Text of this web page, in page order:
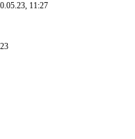
11:27